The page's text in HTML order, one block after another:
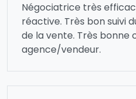
Négociatrice très
réactive. Très bon suivi
de la vente. Très bonne
agence/vendeur.